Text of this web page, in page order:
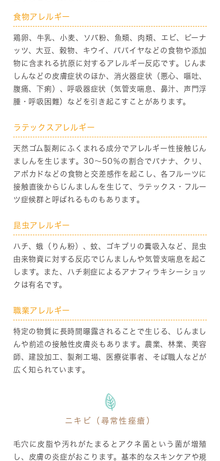
食物アレルギー
鶏卵、牛乳、小麦、ソバ粉、魚類、肉類、エビ、ピーナ
ッツ、大豆、穀物、キウイ、パパイヤなどの食物や添加
物に含まれる抗原に対するアレルギー反応です。じんま
しんなどの皮膚症状のほか、消火器症状（悪心、嘔吐、
腹痛、下痢）、呼吸器症状（気管支喘息、鼻汁、声門浮
腫・呼吸困難）などを引き起こすことがあります。
ラテックスアレルギー
天然ゴム製剤にふくまれる成分でアレルギー性接触じん
ましんを生じます。30～50％の割合でバナナ、クリ、
アボカドなどの食物と交差感作を起こし、各フルーツに
接触直後からじんましんを生じて、ラテックス・フルー
ツ症候群と呼ばれるものもあります。
昆虫アレルギー
ハチ、蛾（りん粉）、蚊、ゴキブリの糞吸入など、昆虫
由来物資に対する反応でじんましんや気管支喘息を起こ
します。また、ハチ刺症によるアナフィラキシーショッ
クは有名です。
職業アレルギー
特定の物質に長時間曝露されることで生じる、じんまし
んや前述の接触性皮膚炎もあります。農業、林業、美容
師、建設加工、製剤工場、医療従事者、そば職人などが
広く知られています。
ニキビ（尋常性痤瘡）
毛穴に皮脂や汚れがたまるとアクネ菌という菌が増殖
し、皮膚の炎症がおこります。基本的なスキンケアや規